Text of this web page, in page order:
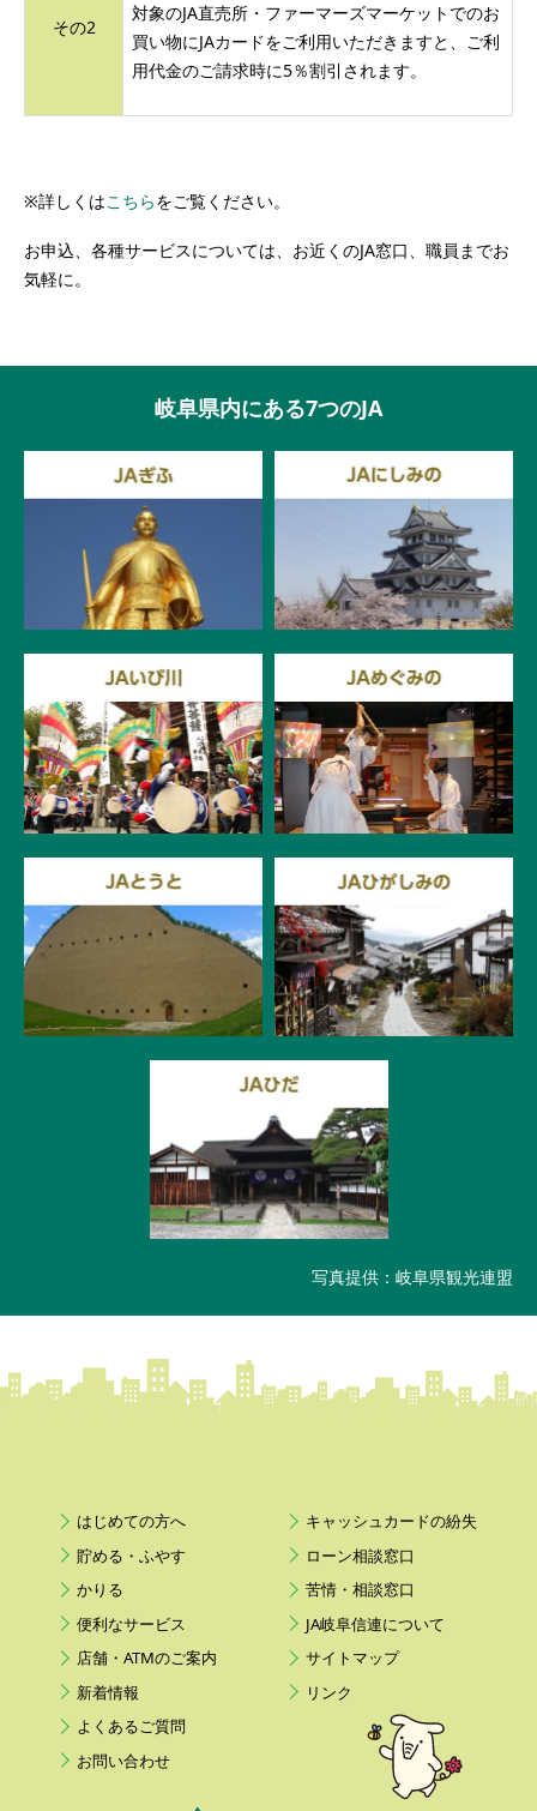
その2
対象のJA直売所・ファーマーズマーケットでのお
買い物にJAカードをご利用いただきますと、ご利
用代金のご請求時に5％割引されます。
※詳しくはこちらをご覧ください。
お申込、各種サービスについては、お近くのJA窓口、職員までお
気軽に。
岐阜県内にある7つのJA
写真提供：岐阜県観光連盟
はじめての方へ
貯める・ふやす
かりる
便利なサービス
店舗・ATMのご案内
新着情報
よくあるご質問
お問い合わせ
キャッシュカードの紛失
ローン相談窓口
苦情・相談窓口
JA岐阜信連について
サイトマップ
リンク